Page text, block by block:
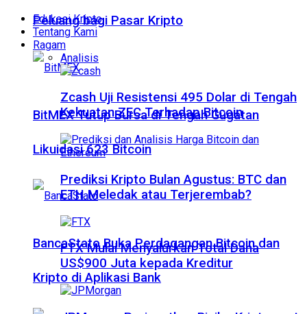
Peluang bagi Pasar Kripto
BitMEX Tutup Bursa di Tengah Gugatan
Likuidasi 623 Bitcoin
BancaStato Buka Perdagangan Bitcoin dan
Kripto di Aplikasi Bank
Edukasi Kripto
Tentang Kami
Ragam
Analisis
Zcash Uji Resistensi 495 Dolar di Tengah
Kekuatan ZEC Terhadap Bitcoin
Prediksi Kripto Bulan Agustus: BTC dan
ETH Meledak atau Terjerembab?
FTX Mulai Menyalurkan Total Dana
US$900 Juta kepada Kreditur